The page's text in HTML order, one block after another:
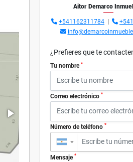
Aitor Demarco
+541162311784
¿Prefieres que te
Tu nombre *
Correo electrónico *
Número de teléfono *
▼
Mensaje *